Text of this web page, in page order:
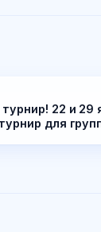
22 и 29
для